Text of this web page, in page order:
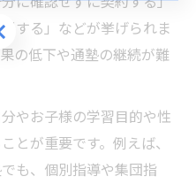
する」などが挙げられま
の低下や通塾の継続が難
やお子様の学習目的や性
とが重要です。例えば、
も、個別指導や集団指
はこちら